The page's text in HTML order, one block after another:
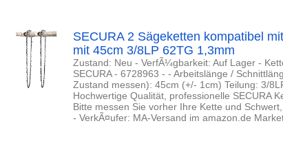
SECURA 2 Sägeketten kompatibel
mit 45cm 3/8LP 62TG 1,3mm
Zustand: Neu - VerfÃ¼gbarkeit: Auf Lager -
SECURA - 6728963 - - Arbeitslänge /
Zustand messen): 45cm (+/- 1cm) Teilung: 3/
Hochwertige Qualität, professionelle SECURA
Bitte messen Sie vorher Ihre Kette und
- VerkÃ¤ufer: MA-Versand im amazon.de